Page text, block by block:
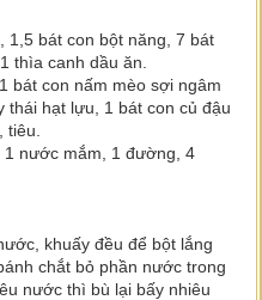
1,5 bát con bột năng, 7 bát
thìa canh dầu ăn.
bát con nấm mèo sợi ngâm
thái hạt lựu, 1 bát con củ đậu
nước mắm, 1 đường, 4
khuấy đều để bột lắng
chắt bỏ phần nước trong
nước thì bù lại bấy nhiêu